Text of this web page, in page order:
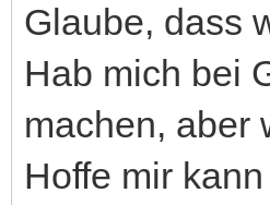
Glaube, dass
Hab mich bei
machen, aber
Hoffe mir